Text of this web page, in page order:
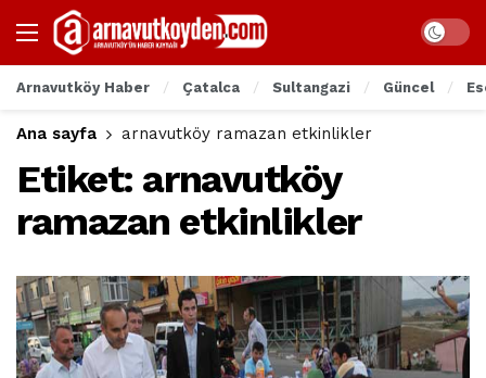
Arnavutköy Haber Çatalca Sultangazi Güncel
Ana sayfa arnavutköy ramazan etkinlikler
Etiket: arnavutköy
ramazan etkinlikler